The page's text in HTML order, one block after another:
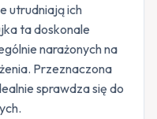
utrudniają ich
ta doskonale
narażonych na
Przeznaczona
sprawdza się do